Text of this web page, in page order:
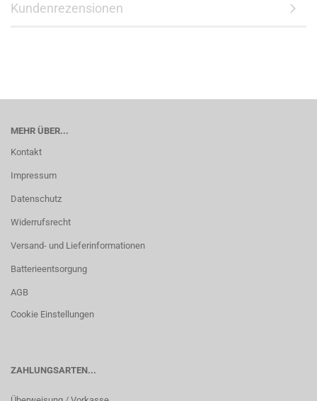
Kundenrezensionen
MEHR ÜBER...
Kontakt
Impressum
Datenschutz
Widerrufsrecht
Versand- und Lieferinformationen
Batterieentsorgung
AGB
Cookie Einstellungen
ZAHLUNGSARTEN...